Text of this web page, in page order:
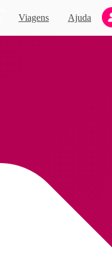
Viagens Ajuda